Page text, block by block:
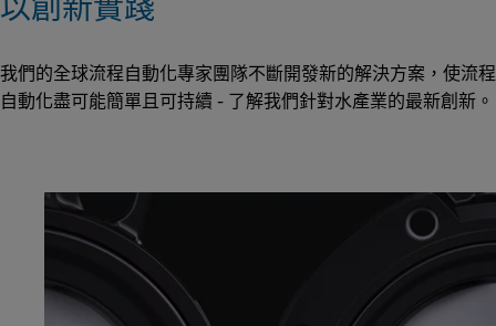
我們的全球流程自動化專家團隊不斷開發新的解決方案，使流程
自動化盡可能簡單且可持續 - 了解我們針對水產業的最新創新。